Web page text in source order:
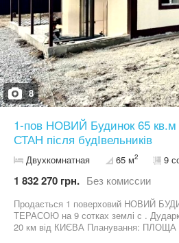
8
1-пов НОВИЙ Будинок 65 кв.м
СТАН після будІвельників
Двухкомнатная 65 м2 9
1 832 270 грн. Без комиссии
Продається 1 поверховий НОВИЙ
ТЕРАСОЮ на 9 сотках землі с .
20 км від КИЄВА Планування: